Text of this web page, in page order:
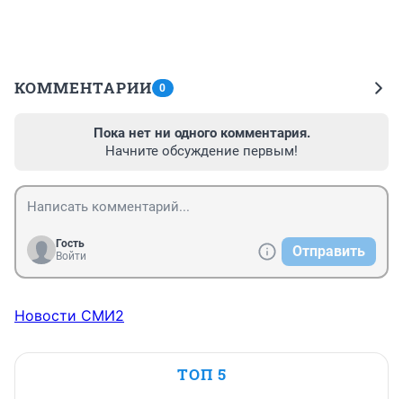
КОММЕНТАРИИ 0
Пока нет ни одного комментария.
Начните обсуждение первым!
Гость
Войти
Отправить
Новости СМИ2
ТОП 5